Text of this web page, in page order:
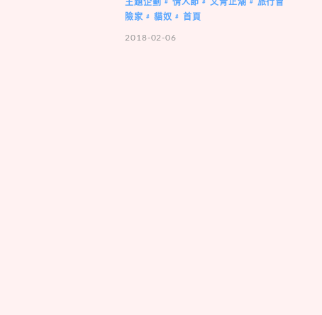
主題企劃 # 情人節 # 文青正潮 #
旅行冒
險家 # 貓奴 #
首頁
2018-02-06